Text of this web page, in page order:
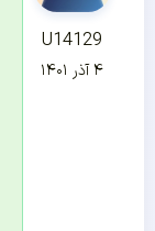
U14129
۴ آذر ۱۴۰۱